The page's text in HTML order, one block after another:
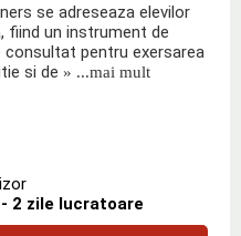
se adreseaza elevilor
fiind un instrument de
pentru exersarea
si de » ...mai mult
2 zile lucratoare